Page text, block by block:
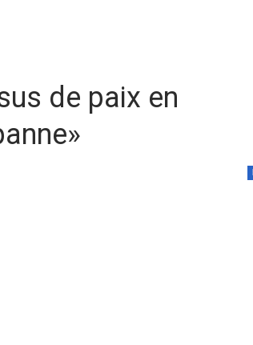
de paix en